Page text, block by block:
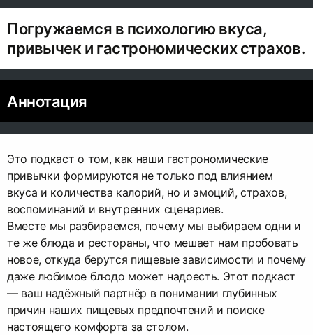
Погружаемся в психологию вкуса,
привычек и гастрономических страхов.
Аннотация
Это подкаст о том, как наши гастрономические
привычки формируются не только под влиянием
вкуса и количества калорий, но и эмоций, страхов,
воспоминаний и внутренних сценариев.
Вместе мы разбираемся, почему мы выбираем одни и
те же блюда и рестораны, что мешает нам пробовать
новое, откуда берутся пищевые зависимости и почему
даже любимое блюдо может надоесть. Этот подкаст
— ваш надёжный партнёр в понимании глубинных
причин наших пищевых предпочтений и поиске
настоящего комфорта за столом.